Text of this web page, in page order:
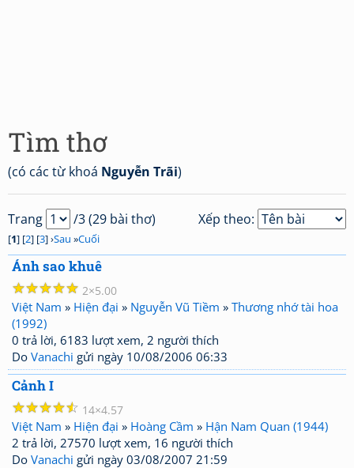
Tìm thơ
(có các từ khoá Nguyễn Trãi)
Xếp theo:
Trang /3 (29 bài thơ)
[1] [2] [3] ›Sau »Cuối
Ánh sao khuê
☆
☆
☆
☆
☆ 2 5.00
Việt Nam » Hiện đại » Nguyễn Vũ Tiềm » Thương nhớ tài hoa
(1992)
0 trả lời, 6183 lượt xem, 2 người thích
Do Vanachi gửi ngày 10/08/2006 06:33
Cảnh I
☆
☆
☆
☆
☆ 14 4.57
Việt Nam » Hiện đại » Hoàng Cầm » Hận Nam Quan (1944)
2 trả lời, 27570 lượt xem, 16 người thích
Do Vanachi gửi ngày 03/08/2007 21:59